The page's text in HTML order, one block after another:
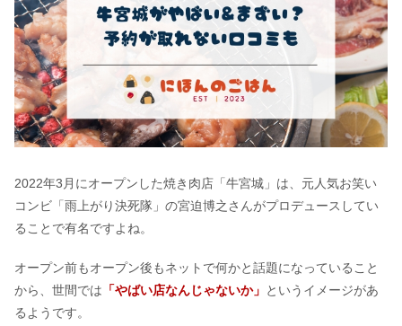
2022年3月にオープンした焼き肉店「牛宮城」は、元人気お笑い
コンビ「雨上がり決死隊」の宮迫博之さんがプロデュースしてい
ることで有名ですよね。
オープン前もオープン後もネットで何かと話題になっていること
から、世間では 「やばい店なんじゃないか」 というイメージがあ
るようです。